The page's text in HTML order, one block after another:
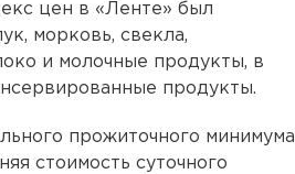
цен в «Ленте» был
морковь, свекла,
и молочные продукты, в
продукты.
прожиточного минимума
стоимость суточного